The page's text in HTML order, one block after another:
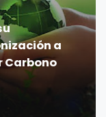
a
Carbono